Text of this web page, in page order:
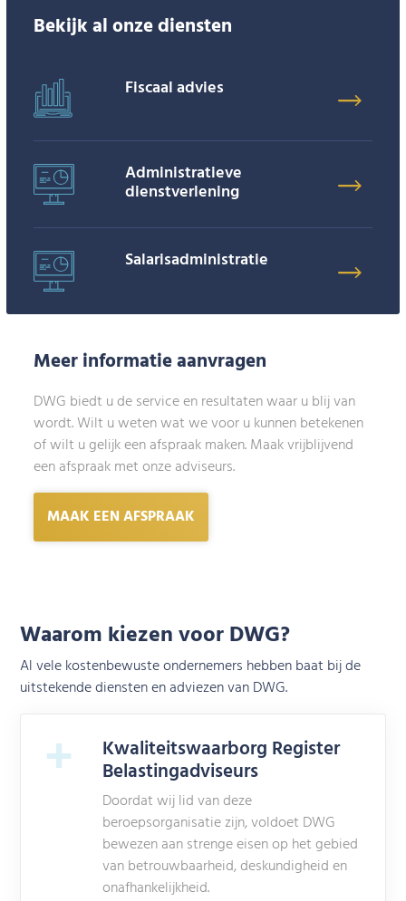
Bekijk al onze diensten
Fiscaal advies
Administratieve
dienstverlening
Salarisadministratie
Meer informatie aanvragen
DWG biedt u de service en resultaten waar u blij van
wordt. Wilt u weten wat we voor u kunnen betekenen
of wilt u gelijk een afspraak maken. Maak vrijblijvend
een afspraak met onze adviseurs.
MAAK EEN AFSPRAAK
Waarom kiezen voor DWG?
Al vele kostenbewuste ondernemers hebben baat bij de
uitstekende diensten en adviezen van DWG.
+ Kwaliteitswaarborg Register
Belastingadviseurs
Doordat wij lid van deze
beroepsorganisatie zijn, voldoet DWG
bewezen aan strenge eisen op het gebied
van betrouwbaarheid, deskundigheid en
onafhankelijkheid.